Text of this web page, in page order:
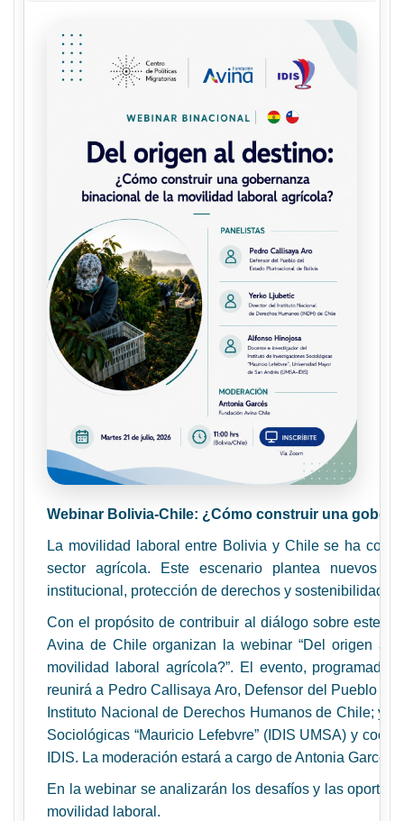
Webinar Bolivia-Chile: ¿Cómo construir una
La movilidad laboral entre Bolivia y Chile se ha
sector agrícola. Este escenario plantea nuevos
institucional, protección de derechos y sostenibilidad
Con el propósito de contribuir al diálogo sobre este
Avina de Chile organizan la webinar “Del origen al
movilidad laboral agrícola?”. El evento,
reunirá a Pedro Callisaya Aro, Defensor del Pueblo
Instituto Nacional de Derechos Humanos de Chile; y
Sociológicas “Mauricio Lefebvre” (IDIS UMSA) y
IDIS. La moderación estará a cargo de Antonia
En la webinar se analizarán los desafíos y las
movilidad laboral.